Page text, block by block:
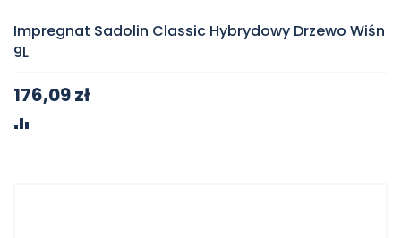
Impregnat Sadolin Classic Hybrydowy Drzewo Wiśn
9L
176,09 zł